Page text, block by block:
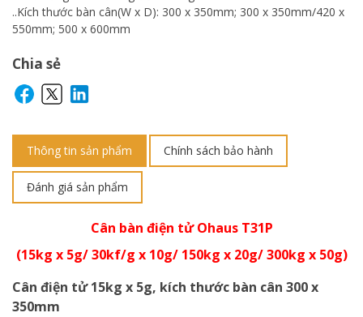
..Kích thước bàn cân(W x D): 300 x 350mm; 300 x 350mm/420 x
550mm; 500 x 600mm
Chia sẻ
Thông tin sản phẩm Chính sách bảo hành
Đánh giá sản phẩm
Cân bàn điện tử Ohaus T31P
(15kg x 5g/ 30kf/g x 10g/ 150kg x 20g/ 300kg x 50g)
Cân điện tử 15kg x 5g, kích thước bàn cân 300 x
350mm